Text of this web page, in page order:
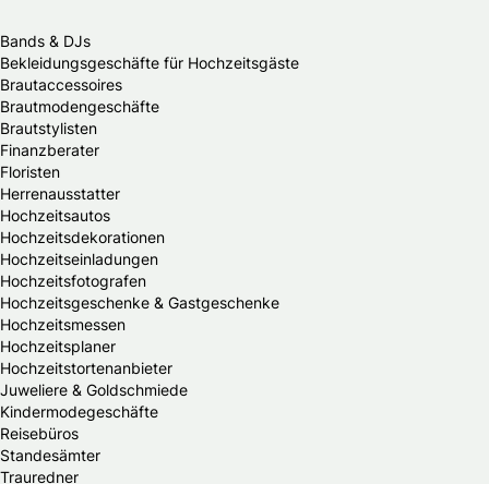
Bands & DJs
Bekleidungsgeschäfte für Hochzeitsgäste
Brautaccessoires
Brautmodengeschäfte
Brautstylisten
Finanzberater
Floristen
Herrenausstatter
Hochzeitsautos
Hochzeitsdekorationen
Hochzeitseinladungen
Hochzeitsfotografen
Hochzeitsgeschenke & Gastgeschenke
Hochzeitsmessen
Hochzeitsplaner
Hochzeitstortenanbieter
Juweliere & Goldschmiede
Kindermodegeschäfte
Reisebüros
Standesämter
Trauredner